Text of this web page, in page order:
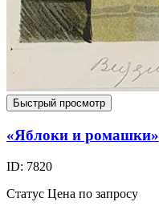
Быстрый просмотр
«Яблоки и ромашки»
ID: 7820
Статус Цена по запросу